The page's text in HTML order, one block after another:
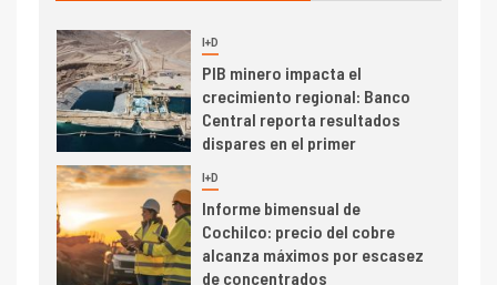
3 I+D
PIB minero impacta el
crecimiento regional: Banco
Central reporta resultados
dispares en el primer
4 I+D
Informe bimensual de
Cochilco: precio del cobre
alcanza máximos por escasez
de concentrados